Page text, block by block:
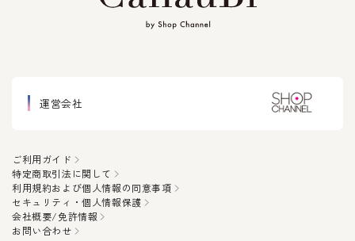
運営会社
ご利用ガイド
特定商取引法に関して
利用規約および個人情報の同意事項
セキュリティ・個人情報保護
会社概要/免許情報
お問い合わせ